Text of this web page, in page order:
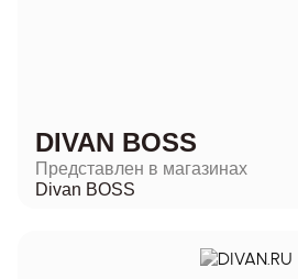
DIVAN BOSS
Представлен в магазинах
Divan BOSS